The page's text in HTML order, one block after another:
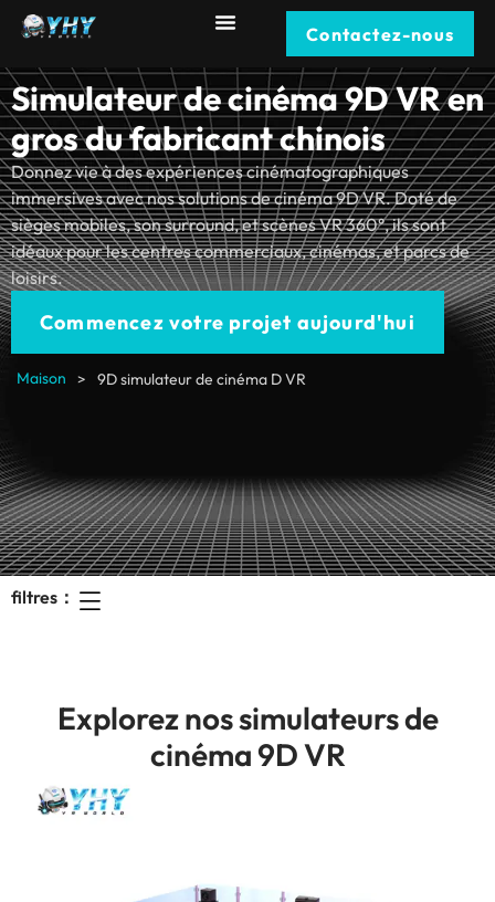
Contactez-nous
Simulateur de cinéma 9D VR en
gros du fabricant chinois
Donnez vie à des expériences cinématographiques
immersives avec nos solutions de cinéma 9D VR. Doté de
sièges mobiles, son surround, et scènes VR 360°, ils sont
idéaux pour les centres commerciaux, cinémas, et parcs de
loisirs.
Commencez votre projet aujourd'hui
Maison > 9D simulateur de cinéma D VR
filtres：
Explorez nos simulateurs de
cinéma 9D VR